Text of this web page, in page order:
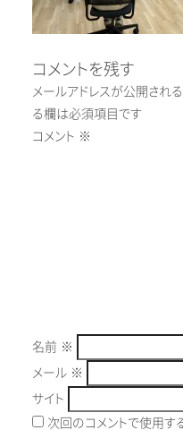
コメントを残す
メールアドレスが公開され
る欄は必須項目です
コメント ※
名前 ※
メール ※
サイト
次回のコメントで使用す